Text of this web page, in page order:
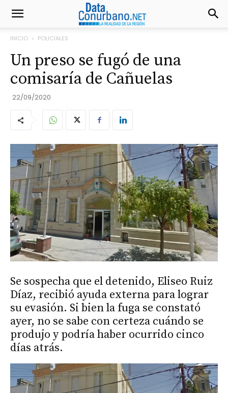
INICIO POLICIALES
Un preso se fugó de una
comisaría de Cañuelas
22/09/2020
Se sospecha que el detenido, Eliseo Ruiz
Díaz, recibió ayuda externa para lograr
su evasión. Si bien la fuga se constató
ayer, no se sabe con certeza cuándo se
produjo y podría haber ocurrido cinco
días atrás.